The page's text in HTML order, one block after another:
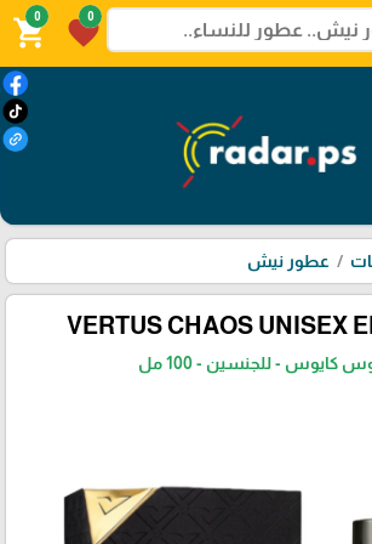
0
favorite
0
shopping_cart
عطور نيش
VERTUS CHAOS UNISEX
كايوس - للجنسين - 100 مل